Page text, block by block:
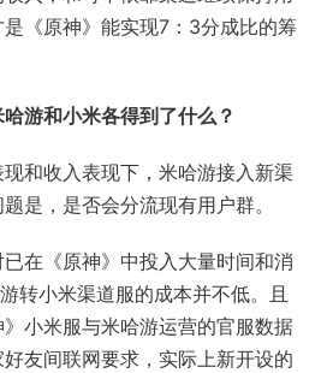
《原神》能实现7：3分成比的筹
哈游和小米各得到了什么？
和收入表现下，米哈游接入新渠
是，是否会分流现有用户群。
在《原神》中投入大量时间和消
转小米渠道服的成本并不低。且
小米服与米哈游运营的官服数据
友间联网要求，实际上新开设的